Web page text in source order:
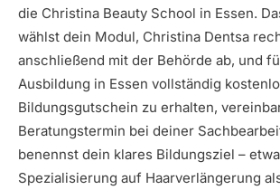
die Christina Beauty School in Essen.
wählst dein Modul, Christina Dentsa
anschließend mit der Behörde ab, und
Ausbildung in Essen vollständig
Bildungsgutschein zu erhalten,
Beratungstermin bei deiner
benennst dein klares Bildungsziel –
Spezialisierung auf Haarverlängerung